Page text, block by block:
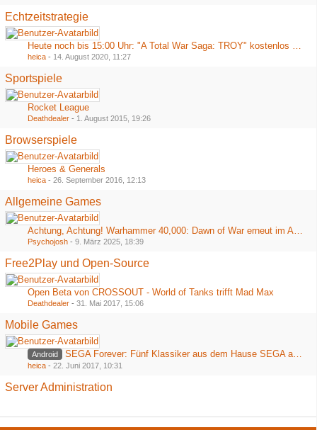
Echtzeitstrategie
Heute noch bis 15:00 Uhr: "A Total War Saga: TROY" kostenlos bei Epic
heica - 14. August 2020, 11:27
Sportspiele
Rocket League
Deathdealer - 1. August 2015, 19:26
Browserspiele
Heroes & Generals
heica - 26. September 2016, 12:13
Allgemeine Games
Achtung, Achtung! Warhammer 40,000: Dawn of War erneut im Angebot bei Steam
Psychojosh - 9. März 2025, 18:39
Free2Play und Open-Source
Open Beta von CROSSOUT - World of Tanks trifft Mad Max
Deathdealer - 31. Mai 2017, 15:06
Mobile Games
Android SEGA Forever: Fünf Klassiker aus dem Hause SEGA ab heute kostenlos im Playstore
heica - 22. Juni 2017, 10:31
Server Administration